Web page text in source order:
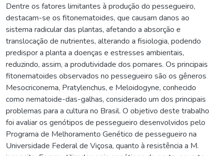
Dentre os fatores limitantes à produção do pessegueiro,
destacam-se os fitonematoides, que causam danos ao
sistema radicular das plantas, afetando a absorção e
translocação de nutrientes, alterando a fisiologia, podendo
predispor a planta a doenças e estresses ambientais,
reduzindo, assim, a produtividade dos pomares. Os principais
fitonematoides observados no pessegueiro são os gêneros
Mesocriconema, Pratylenchus, e Meloidogyne, conhecido
como nematoide-das-galhas, considerado um dos principais
problemas para a cultura no Brasil. O objetivo deste trabalho
foi avaliar os genótipos de pessegueiro desenvolvidos pelo
Programa de Melhoramento Genético de pessegueiro na
Universidade Federal de Viçosa, quanto à resistência a M.